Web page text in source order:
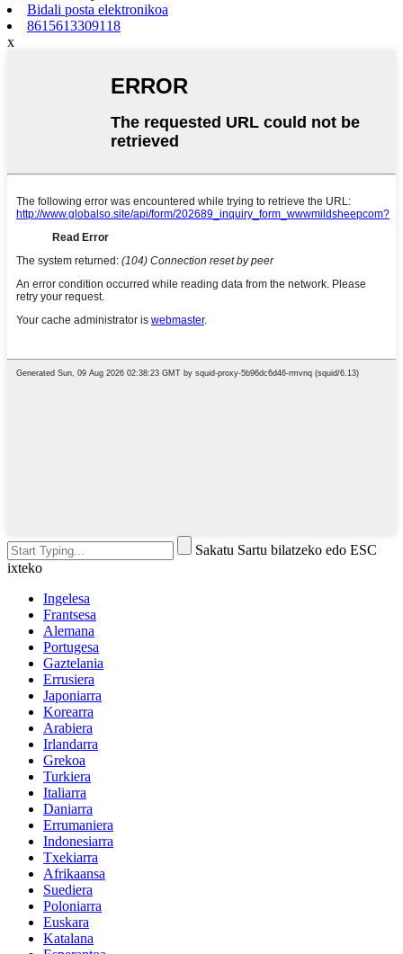
Bidali posta elektronikoa
8615613309118
x
Sakatu Sartu bilatzeko edo ESC
ixteko
Ingelesa
Frantsesa
Alemana
Portugesa
Gaztelania
Errusiera
Japoniarra
Korearra
Arabiera
Irlandarra
Grekoa
Turkiera
Italiarra
Daniarra
Errumaniera
Indonesiarra
Txekiarra
Afrikaansa
Suediera
Poloniarra
Euskara
Katalana